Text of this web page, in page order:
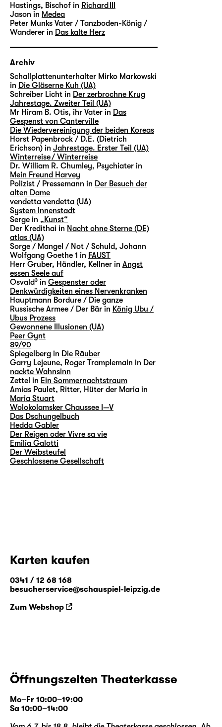
Hastings, Bischof in Richard III
Jason in Medea
Peter Munks Vater / Tanzboden-König /
Wanderer in Das kalte Herz
Archiv
Schallplattenunterhalter Mirko Markowski
in Die Gläserne Kuh (UA)
Schreiber Licht in Der zerbrochne Krug
Jahrestage. Zweiter Teil (UA)
Mr Hiram B. Otis, ihr Vater in Das
Gespenst von Canterville
Die Wiedervereinigung der beiden Koreas
Horst Papenbrock / D.E. (Dietrich
Erichson) in Jahrestage. Erster Teil (UA)
Winterreise / Winterreise
Dr. William R. Chumley, Psychiater in
Mein Freund Harvey
Polizist / Pressemann in Der Besuch der
alten Dame
vendetta vendetta (UA)
System Innenstadt
Serge in „Kunst“
Der Kredithai in Nacht ohne Sterne (DE)
atlas (UA)
Sorge / Mangel / Not / Schuld, Johann
Wolfgang Goethe 1 in FAUST
Herr Gruber, Händler, Kellner in Angst
essen Seele auf
Osvald³ in Gespenster oder
Denkwürdigkeiten eines Nervenkranken
Hauptmann Bordure / Die ganze
Russische Armee / Der Bär in König Ubu /
Ubus Prozess
Gewonnene Illusionen (UA)
Peer Gynt
89/90
Spiegelberg in Die Räuber
Garry Lejeune, Roger Tramplemain in Der
nackte Wahnsinn
Zettel in Ein Sommernachtstraum
Amias Paulet, Ritter, Hüter der Maria in
Maria Stuart
Wolokolamsker Chaussee I—V
Das Dschungelbuch
Hedda Gabler
Der Reigen oder Vivre sa vie
Emilia Galotti
Der Weibsteufel
Geschlossene Gesellschaft
Karten kaufen
0341 / 12 68 168
besucherservice@schauspiel-leipzig.de
Zum Webshop
Öffnungszeiten Theaterkasse
Mo–Fr 10:00–19:00
Sa 10:00–14:00